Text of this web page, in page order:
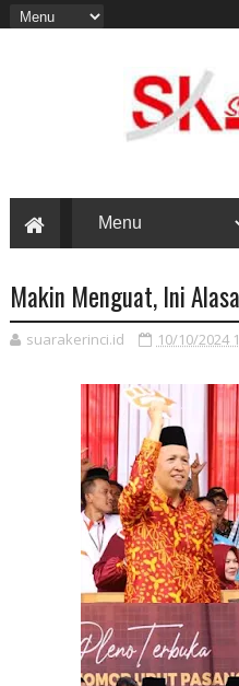
Makin Menguat, Ini
suarakerinci.id 10/10/2024